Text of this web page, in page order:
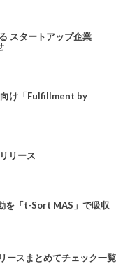
スタートアップ企業
向け「Fulfillment by
リース
を「t-Sort MAS」で吸収
ースまとめてチェック一覧